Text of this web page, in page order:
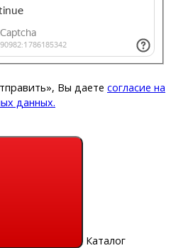
Вы даете согласие на
данных.
Каталог